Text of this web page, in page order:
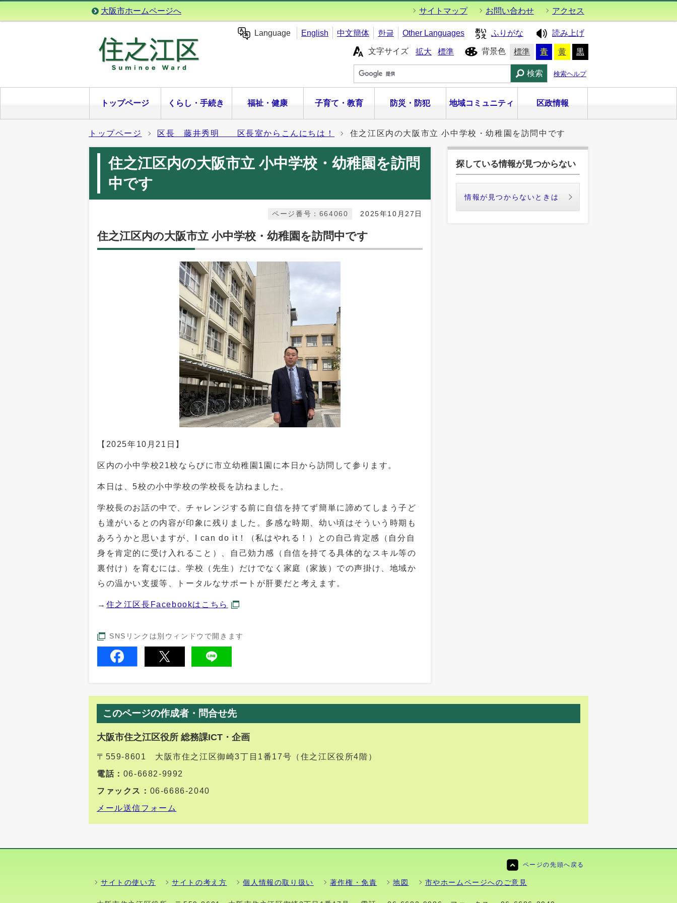
大阪市ホームページへ サイトマップ お問い合わせ アクセス
Language English 中文簡体 한글 Other Languages ふりがな 読み上げ
文字サイズ 拡大 標準 背景色 標準 青 黄 黒
検索 検索ヘルプ
トップページ くらし・手続き 福祉・健康 子育て・教育 防災・防犯 地域コミュニティ 区政情報
トップページ 区長 藤井秀明 区長室からこんにちは！ 住之江区内の大阪市立 小中学校・幼稚園を訪問中です
住之江区内の大阪市立 小中学校・幼稚園を訪問
中です
2025年10月27日
ページ番号：664060
住之江区内の大阪市立 小中学校・幼稚園を訪問中です
【2025年10月21日】
区内の小中学校21校ならびに市立幼稚園1園に本日から訪問して参ります。
本日は、5校の小中学校の学校長を訪ねました。
学校長のお話の中で、チャレンジする前に自信を持てず簡単に諦めてしまう子ど
も達がいるとの内容が印象に残りました。多感な時期、幼い頃はそういう時期も
あろうかと思いますが、I can do it！（私はやれる！）との自己肯定感（自分自
身を肯定的に受け入れること）、自己効力感（自信を持てる具体的なスキル等の
裏付け）を育むには、学校（先生）だけでなく家庭（家族）での声掛け、地域か
らの温かい支援等、トータルなサポートが肝要だと考えます。
→ 住之江区長Facebookはこちら
SNSリンクは別ウィンドウで開きます
探している情報が見つからない
情報が見つからないときは
このページの作成者・問合せ先
大阪市住之江区役所 総務課ICT・企画
〒559-8601 大阪市住之江区御崎3丁目1番17号（住之江区役所4階）
電話： 06-6682-9992
ファックス： 06-6686-2040
メール送信フォーム
ページの先頭へ戻る
サイトの使い方 サイトの考え方 個人情報の取り扱い 著作権・免責 地図 市やホームページへのご意見